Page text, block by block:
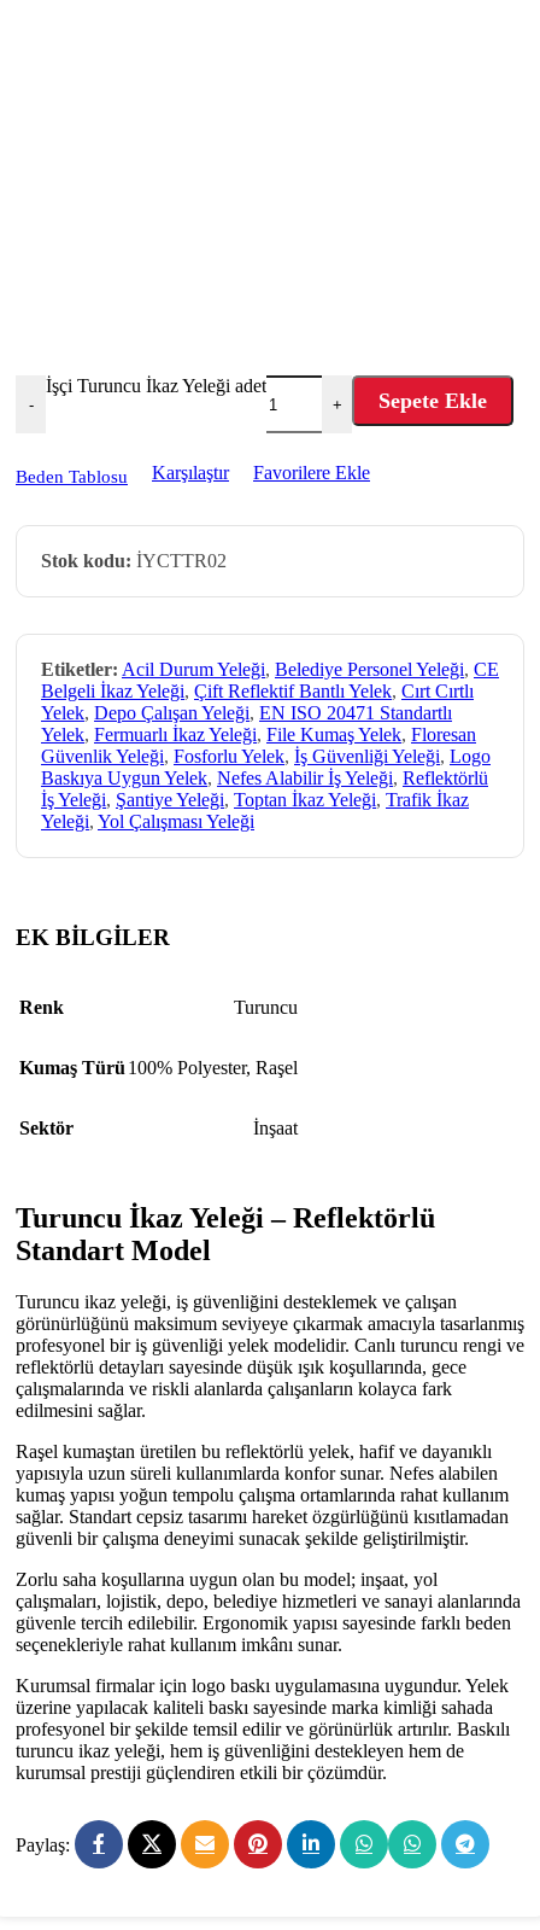
-
İşçi Turuncu İkaz Yeleği adet
+ Sepete Ekle
Beden Tablosu Karşılaştır Favorilere Ekle
Stok kodu: İYCTTR02
Etiketler: Acil Durum Yeleği, Belediye Personel Yeleği, CE
Belgeli İkaz Yeleği, Çift Reflektif Bantlı Yelek, Cırt Cırtlı
Yelek, Depo Çalışan Yeleği, EN ISO 20471 Standartlı
Yelek, Fermuarlı İkaz Yeleği, File Kumaş Yelek, Floresan
Güvenlik Yeleği, Fosforlu Yelek, İş Güvenliği Yeleği, Logo
Baskıya Uygun Yelek, Nefes Alabilir İş Yeleği, Reflektörlü
İş Yeleği, Şantiye Yeleği, Toptan İkaz Yeleği, Trafik İkaz
Yeleği, Yol Çalışması Yeleği
EK BİLGİLER
Renk Turuncu
Kumaş Türü 100% Polyester, Raşel
Sektör İnşaat
Turuncu İkaz Yeleği – Reflektörlü
Standart Model
Turuncu ikaz yeleği, iş güvenliğini desteklemek ve çalışan
görünürlüğünü maksimum seviyeye çıkarmak amacıyla tasarlanmış
profesyonel bir iş güvenliği yelek modelidir. Canlı turuncu rengi ve
reflektörlü detayları sayesinde düşük ışık koşullarında, gece
çalışmalarında ve riskli alanlarda çalışanların kolayca fark
edilmesini sağlar.
Raşel kumaştan üretilen bu reflektörlü yelek, hafif ve dayanıklı
yapısıyla uzun süreli kullanımlarda konfor sunar. Nefes alabilen
kumaş yapısı yoğun tempolu çalışma ortamlarında rahat kullanım
sağlar. Standart cepsiz tasarımı hareket özgürlüğünü kısıtlamadan
güvenli bir çalışma deneyimi sunacak şekilde geliştirilmiştir.
Zorlu saha koşullarına uygun olan bu model; inşaat, yol
çalışmaları, lojistik, depo, belediye hizmetleri ve sanayi alanlarında
güvenle tercih edilebilir. Ergonomik yapısı sayesinde farklı beden
seçenekleriyle rahat kullanım imkânı sunar.
Kurumsal firmalar için logo baskı uygulamasına uygundur. Yelek
üzerine yapılacak kaliteli baskı sayesinde marka kimliği sahada
profesyonel bir şekilde temsil edilir ve görünürlük artırılır. Baskılı
turuncu ikaz yeleği, hem iş güvenliğini destekleyen hem de
kurumsal prestiji güçlendiren etkili bir çözümdür.
Paylaş: